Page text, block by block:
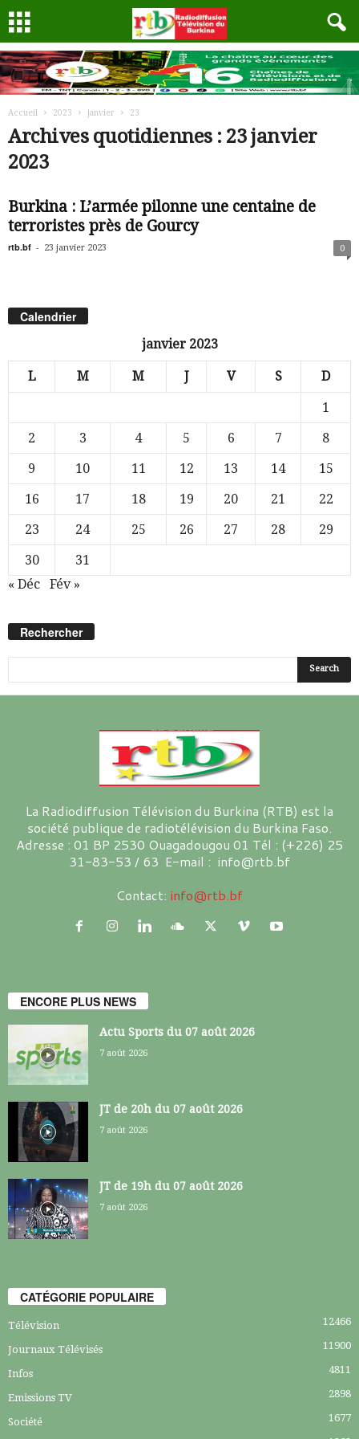
Accueil 2023 janvier 23
Archives quotidiennes : 23 janvier
2023
Burkina : L’armée pilonne une centaine de
terroristes près de Gourcy
rtb.bf - 23 janvier 2023 0
Calendrier
janvier 2023
L M M J V S D
1
2
3 4 5 6 7
8
9
10 11 12 13 14
15
16
17 18 19 20 21
22
23
24 25 26 27 28
29
30
31
« Déc
Fév »
Rechercher
La Radiodiffusion Télévision du Burkina (RTB) est la
société publique de radiotélévision du Burkina Faso.
Adresse : 01 BP 2530 Ouagadougou 01 Tél : (+226) 25
31-83-53 / 63 E-mail : info@rtb.bf
Contact: info@rtb.bf
ENCORE PLUS NEWS
Actu Sports du 07 août 2026
7 août 2026
JT de 20h du 07 août 2026
7 août 2026
JT de 19h du 07 août 2026
7 août 2026
CATÉGORIE POPULAIRE
Télévision 12466
Journaux Télévisés 11900
Infos 4811
Emissions TV 2898
Société
1677